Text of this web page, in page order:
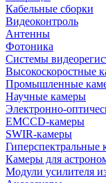
Кабельные сборки
Видеоконтроль
Антенны
Фотоника
Cистемы
Высокоскоростные
Промышленные
Научные камеры
Электронно-
EMCCD-камеры
SWIR-камеры
Гиперспектральные
Камеры для
Модули усилителя